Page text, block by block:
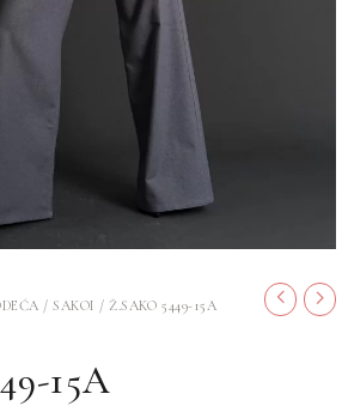
/SAKOI / Ž.SAKO 5449-15A
15A